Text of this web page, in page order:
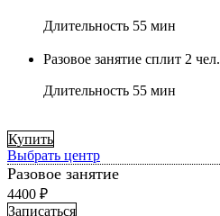
Длительность 55 мин
Разовое занятие сплит 2 чел.
Длительность 55 мин
Купить
Выбрать центр
Разовое занятие
4400 ₽
Записаться